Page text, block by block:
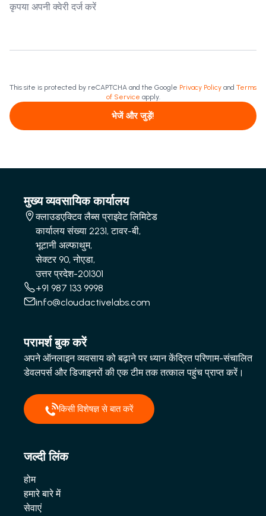
This site is protected by reCAPTCHA and the Google Privacy Policy and Terms
of Service apply.
भेजें और जुड़ें!
मुख्य व्यवसायिक कार्यालय
क्लाउडएक्टिव लैब्स प्राइवेट लिमिटेड
कार्यालय संख्या 2231, टावर-बी,
भूटानी अल्फाथुम,
सेक्टर 90, नोएडा,
उत्तर प्रदेश-201301
+91 987 133 9998
info@cloudactivelabs.com
परामर्श बुक करें
अपने ऑनलाइन व्यवसाय को बढ़ाने पर ध्यान केंद्रित परिणाम-संचालित
डेवलपर्स और डिजाइनरों की एक टीम तक तत्काल पहुंच प्राप्त करें।
किसी विशेषज्ञ से बात करें
जल्दी लिंक
होम
हमारे बारे में
सेवाएं